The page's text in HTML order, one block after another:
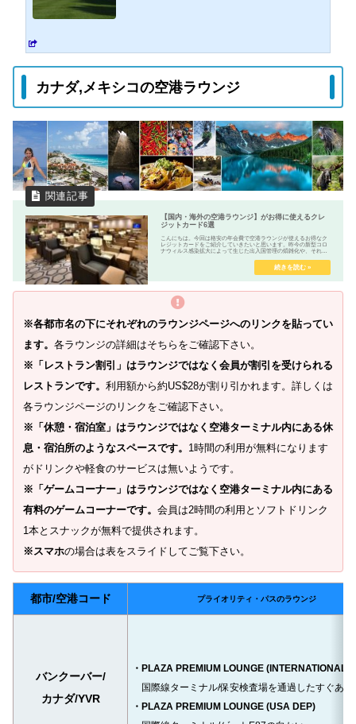
毎...
カナダ,メキシコの空港ラウンジ
【国内・海外の空港ラウンジ】がお得に使えるクレ
ジットカード6選
こんにちは。今回は格安の年会費で空港ラウンジが使えるお得なク
レジットカードをご紹介していきたいと思います。昨今の新型コロ
ナウィルス感染拡大によって生じた出入国管理の煩雑化や、それ以
※各都市名の下にそれぞれのラウンジページへのリンクを貼ってい
ます。 各ラウンジの詳細はそちらをご確認下さい。
※「レストラン割引」はラウンジではなく会員が割引を受けられる
レストランです。 利用額から約US$28が割り引かれます。詳しくは
各ラウンジページのリンクをご確認下さい。
※「休憩・宿泊室」はラウンジではなく空港ターミナル内にある休
息・宿泊所のようなスペースです。 1時間の利用が無料になります
がドリンクや軽食のサービスは無いようです。
※「ゲームコーナー」はラウンジではなく空港ターミナル内にある
有料のゲームコーナーです。 会員は2時間の利用とソフトドリンク
1本とスナックが無料で提供されます。
※スマホの場合は表をスライドしてご覧下さい。
都市/空港コード プライオリティ・パスのラウンジ
バンクーバー/
カナダ/YVR
・PLAZA PREMIUM LOUNGE (INTERNATIONAL
国際線ターミナル/保安検査場を通過したすぐあと
・PLAZA PREMIUM LOUNGE (USA DEP)